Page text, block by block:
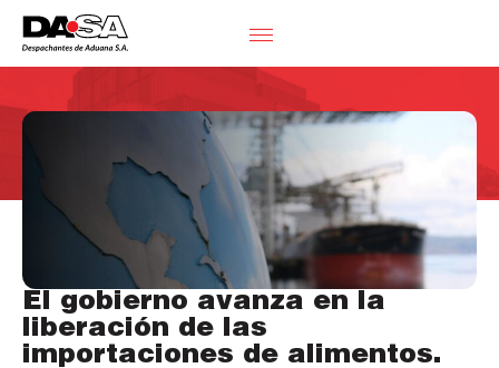
El gobierno avanza en la
liberación de las
importaciones de alimentos.